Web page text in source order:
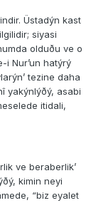
Üstadýn kast
siyasi
olduðu ve o
i Nur’un hatýrý
tezine daha
yakýnlýðý, asabi
itidali,
ve beraberlik’
kimin neyi
“biz eyalet